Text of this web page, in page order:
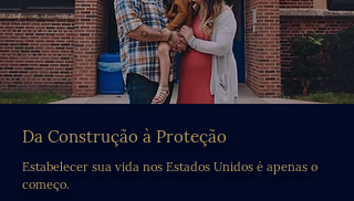
Da Construção à Proteção
Estabelecer sua vida nos Estados Unidos é apenas o
começo.